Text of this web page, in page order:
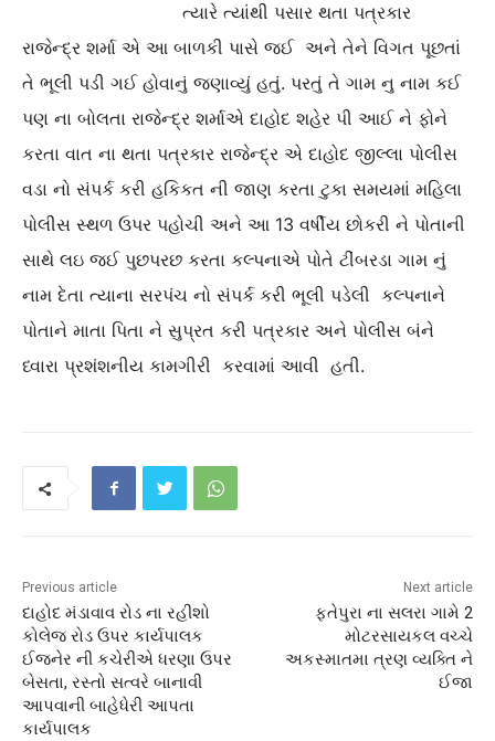
ત્યારે ત્યાંથી પસાર થતા પત્રકાર
રાજેન્દ્ર શર્મા એ આ બાળકી પાસે જઈ અને તેને વિગત પૂછતાં
તે ભૂલી પડી ગઈ હોવાનું જણાવ્યું હતું. પરતું તે ગામ નુ નામ કઈ
પણ ના બોલતા રાજેન્દ્ર શર્માએ દાહોદ શહેર પી આઈ ને ફોને
કરતા વાત ના થતા પત્રકાર રાજેન્દ્ર એ દાહોદ જીલ્લા પોલીસ
વડા નો સંપર્ક કરી હકિકત ની જાણ કરતા ટુકા સમયમાં મહિલા
પોલીસ સ્થળ ઉપર પહોચી અને આ 13 વર્ષીય છોકરી ને પોતાની
સાથે લઇ જઈ પુછપરછ કરતા કલ્પનાએ પોતે ટીંબરડા ગામ નું
નામ દેતા ત્યાના સરપંચ નો સંપર્ક કરી ભૂલી પડેલી કલ્પનાને
પોતાને માતા પિતા ને સુપ્રત કરી પત્રકાર અને પોલીસ બંને
ધ્વારા પ્રશંશનીય કામગીરી કરવામાં આવી હતી.
Previous article
દાહોદ મંડાવાવ રોડ ના રહીશો
કોલેજ રોડ ઉપર કાર્યપાલક
ઈજનેર ની કચેરીએ ધરણા ઉપર
બેસતા, રસ્તો સત્વરે બાનાવી
આપવાની બાહેધેરી આપતા
કાર્યપાલક
Next article
ફતેપુરા ના સલરા ગામે 2
મોટરસાયકલ વચ્ચે
અકસ્માતમા ત્રણ વ્યક્તિ ને
ઈજા